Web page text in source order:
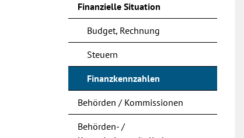
Finanzielle Situation
Budget, Rechnung
Steuern
Finanzkennzahlen
(ausgewählt)
Behörden / Kommissionen
Behörden- /